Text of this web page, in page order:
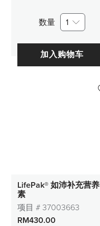
数量 1
加入购物车
LifePak® 如沛补充营养
素
项目 # 37003663
RM430.00